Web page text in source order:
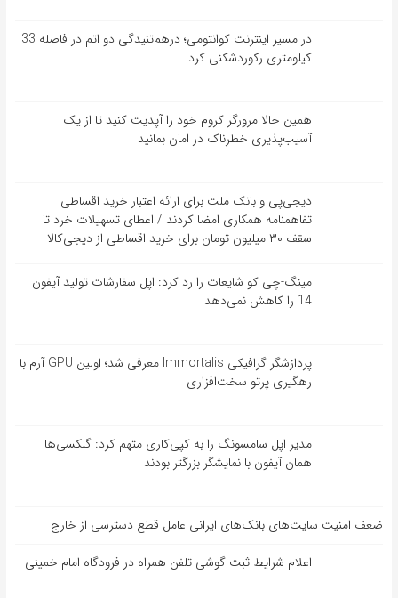
در مسیر اینترنت کوانتومی؛ درهم‌تنیدگی دو اتم در فاصله 33
کیلومتری رکوردشکنی کرد
همین حالا مرورگر کروم خود را آپدیت کنید تا از یک
آسیب‌‌‌‌پذیری خطرناک در امان بمانید
دیجی‌پی و بانک ملت برای ارائه اعتبار خرید اقساطی
تفاهم‎نامه همکاری امضا کردند / اعطای تسهیلات خرد تا
سقف ۳۰ میلیون تومان برای خرید اقساطی از دیجی‌کالا
مینگ-چی کو شایعات را رد کرد: اپل سفارشات تولید آیفون
14 را کاهش نمی‌دهد
پردازشگر گرافیکی Immortalis معرفی شد؛ اولین GPU آرم با
رهگیری پرتو سخت‌افزاری
مدیر اپل سامسونگ را به کپی‌کاری متهم کرد: گلکسی‌ها
همان آیفون با نمایشگر بزرگتر بودند
ضعف امنیت سایت‌های بانک‌های ایرانی عامل قطع دسترسی از خارج
اعلام شرایط ثبت گوشی تلفن همراه در فرودگاه امام خمینی